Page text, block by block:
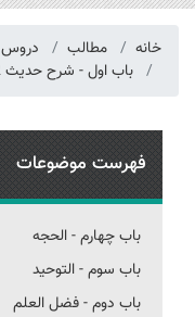
خانه مطالب دروس
باب اول - شرح حدیث 2
فهرست موضوعات
باب چهارم - الحجه
باب سوم - التوحید
باب دوم - فضل العلم